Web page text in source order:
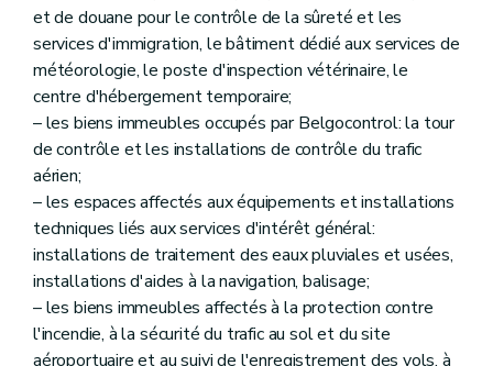
et de douane pour le contrôle de la sûreté et les
services d'immigration, le bâtiment dédié aux services de
météorologie, le poste d'inspection vétérinaire, le
centre d'hébergement temporaire;
– les biens immeubles occupés par Belgocontrol: la tour
de contrôle et les installations de contrôle du trafic
aérien;
– les espaces affectés aux équipements et installations
techniques liés aux services d'intérêt général:
installations de traitement des eaux pluviales et usées,
installations d'aides à la navigation, balisage;
– les biens immeubles affectés à la protection contre
l'incendie, à la sécurité du trafic au sol et du site
aéroportuaire et au suivi de l'enregistrement des vols, à